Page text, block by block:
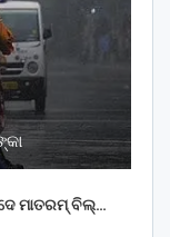
ମାତରମ୍‌ ବିଲ୍‌…